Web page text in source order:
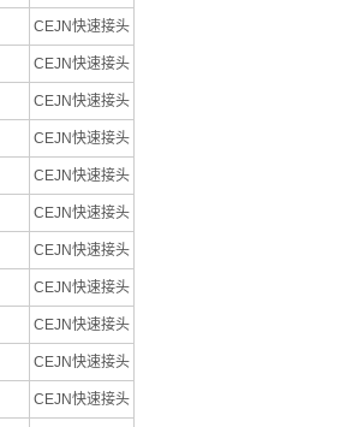
CEJN快速接头
CEJN快速接头
CEJN快速接头
CEJN快速接头
CEJN快速接头
CEJN快速接头
CEJN快速接头
CEJN快速接头
CEJN快速接头
CEJN快速接头
CEJN快速接头